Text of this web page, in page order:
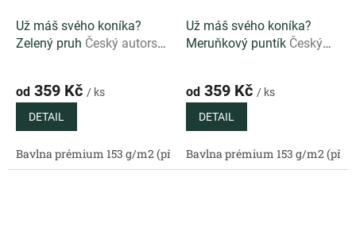
Už máš svého koníka?
Zelený pruh Český autorský
kombinování
od 359 Kč / ks
DETAIL
Bavlna prémium 153 g/m2 (přírodní) Bavlněný satén 130 g/
Už máš svého koníka?
Meruňkový puntík Český
hravé dětské šití
od 359 Kč / ks
DETAIL
Bavlna prémium 153 g/m2